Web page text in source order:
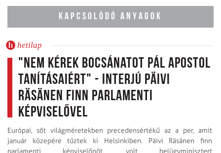
KAPCSOLÓDÓ ANYAGOK
hetilap
"Nem kérek bocsánatot Pál apostol
tanításaiért" - Interjú Päivi
Räsänen finn parlamenti
képviselővel
Európai, sőt világméretekben precedensértékű az a per, amit
január közepére tűztek ki Helsinkiben. Päivi Räsänen finn
parlamenti képviselőnőt, volt belügyminisztert